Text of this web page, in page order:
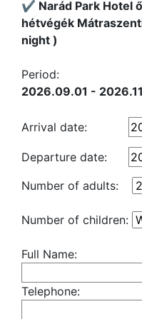
✔️ Narád Park Hotel
hétvégék
night )
Period:
2026.09.01 -
Arrival date:
Departure date:
Number of adults:
Number of children:
Full Name:
Telephone: